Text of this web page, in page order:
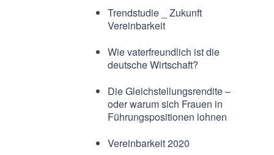
Trendstudie _ Zukunft
Vereinbarkeit
Wie vaterfreundlich ist die
deutsche Wirtschaft?
Die Gleichstellungsrendite –
oder warum sich Frauen in
Führungspositionen lohnen
Vereinbarkeit 2020